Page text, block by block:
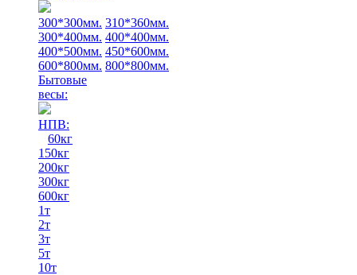
300*300мм. 310*360мм.
300*400мм. 400*400мм.
400*500мм. 450*600мм.
600*800мм. 800*800мм.
Бытовые
весы:
НПВ:
60кг
150кг
200кг
300кг
600кг
1т
2т
3т
5т
10т